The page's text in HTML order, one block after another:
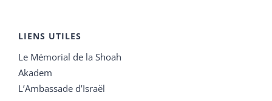
LIENS UTILES
Le Mémorial de la Shoah
Akadem
L’Ambassade d’Israël